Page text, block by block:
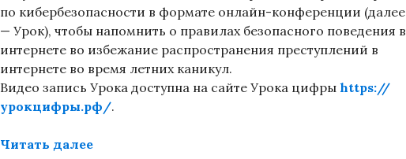
по кибербезопасности в формате онлайн-конференции (далее
— Урок), чтобы напомнить о правилах безопасного поведения в
интернете во избежание распространения преступлений в
интернете во время летних каникул.
Видео запись Урока доступна на сайте Урока цифры https://
урокцифры.рф/.
Читать далее«УРОК ЦИФРЫ»